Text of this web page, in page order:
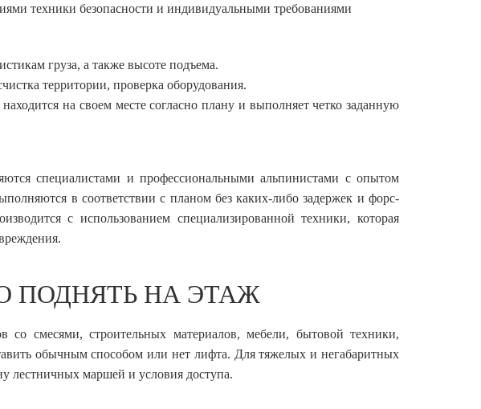
техники безопасности и индивидуальными требованиями
груза, а также высоте подъема.
территории, проверка оборудования.
на своем месте согласно плану и выполняет четко заданную
специалистами и профессиональными альпинистами с опытом
в соответствии с планом без каких-либо задержек и форс-
с использованием специализированной техники, которая
ПОДНЯТЬ НА ЭТАЖ
смесями, строительных материалов, мебели, бытовой техники,
обычным способом или нет лифта. Для тяжелых и негабаритных
лестничных маршей и условия доступа.